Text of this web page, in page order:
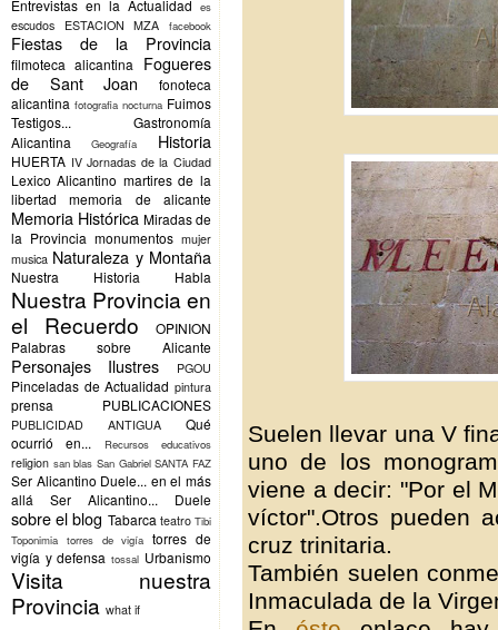
Entrevistas en la Actualidad es
escudos ESTACION MZA facebook
Fiestas de la Provincia
filmoteca alicantina
Fogueres
de Sant Joan
fonoteca
alicantina fotografia nocturna Fuimos
Testigos...
Gastronomía
Alicantina
Geografía Historia
HUERTA IV Jornadas de la Ciudad
Lexico Alicantino martires de la
libertad
memoria de alicante
Memoria Histórica Miradas de
la Provincia monumentos mujer
musica Naturaleza y Montaña
Nuestra Historia Habla
Nuestra Provincia en
el Recuerdo
OPINION
Palabras sobre Alicante
Personajes Ilustres PGOU
Pinceladas de Actualidad pintura
prensa PUBLICACIONES
PUBLICIDAD ANTIGUA
Qué
ocurrió en...
Recursos educativos
religion san blas San Gabriel SANTA FAZ
Ser Alicantino Duele... en el más
allá
Ser Alicantino... Duele
sobre el blog Tabarca teatro Tibi
Toponimia torres de vigía torres de
vigía y defensa tossal Urbanismo
Visita nuestra
Provincia what if
Suelen llevar una V
uno de los
viene a decir: "Por el
víctor".Otros pueden
cruz trinitaria.
También suelen
Inmaculada de la